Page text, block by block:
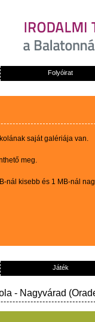
Folyóirat
saját galériája van.
meg.
nál kisebb és 1 MB-nál
Játék
- Nagyvárad